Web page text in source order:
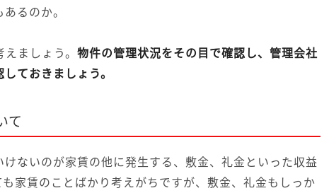
るのか。
ましょう。 物件の管理状況をその目で確認し、管理会社
ておきましょう。
て
ないのが家賃の他に発生する、敷金、礼金といった収益
家賃のことばかり考えがちですが、敷金、礼金もしっか